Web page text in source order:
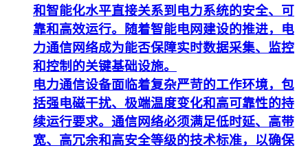
和智能化水平直接关系到电力系统的安全、可
靠和高效运行。随着智能电网建设的推进，电
力通信网络成为能否保障实时数据采集、监控
和控制的关键基础设施。
电力通信设备面临着复杂严苛的工作环境，包
括强电磁干扰、极端温度变化和高可靠性的持
续运行要求。通信网络必须满足低时延、高带
宽、高冗余和高安全等级的技术标准，以确保